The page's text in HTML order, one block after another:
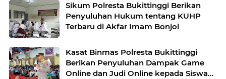
Sikum Polresta Bukittinggi Berikan
Penyuluhan Hukum tentang KUHP
Terbaru di Akfar Imam Bonjol
Kasat Binmas Polresta Bukittinggi
Berikan Penyuluhan Dampak Game
Online dan Judi Online kepada Siswa